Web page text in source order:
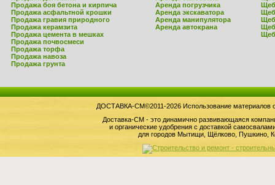
Продажа боя бетона и кирпича
Продажа асфальтной крошки
Продажа гравия природного
Продажа керамзита
Продажа цемента в мешках
Аренда погрузчика
Аренда экскаватора
Аренда манипулятора
Аренда автокрана
Продажа почвосмеси
Продажа торфа
Продажа навоза
Продажа грунта
ДОСТАВКА-СМ©2011-2026 Использование материалов
Доставка-СМ - это динамично развивающаяся
и органические удобрения с доставкой
для городов Мытищи, Щёлково, Пушкино,